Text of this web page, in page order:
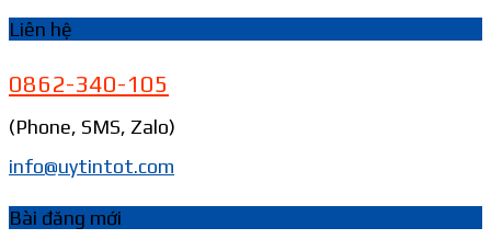
Liên hệ
0862-340-105
(Phone, SMS, Zalo)
info@uytintot.com
Bài đăng mới